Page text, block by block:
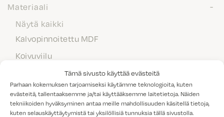
Tämä sivusto käyttää evästeitä
Parhaan kokemuksen tarjoamiseksi käytämme teknologioita, kuten
evästeitä, tallentaaksemme ja/tai käyttääksemme laitetietoja. Näiden
tekniikoiden hyväksyminen antaa meille mahdollisuuden käsitellä tietoja,
kuten selauskäyttäytymistä tai yksilöllisiä tunnuksia tällä sivustolla.
Materiaali
Näytä kaikki
Kalvopinnoitettu MDF
Koivuviilu
Maalattu MDF
Massiivipuu